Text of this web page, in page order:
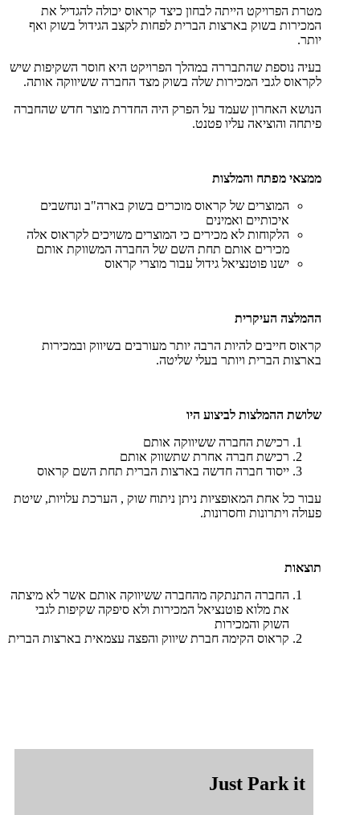
מטרת הפרויקט הייתה לבחון כיצד קראוס יכולה להגדיל את
המכירות בשוק בארצות הברית לפחות לקצב הגידול בשוק ואף
יותר.
בעיה נוספת שהתבררה במהלך הפרויקט היא חוסר השקיפות שיש
לקראוס לגבי המכירות שלה בשוק מצד החברה ששיווקה אותה.
הנושא האחרון שעמד על הפרק היה החדרת מוצר חדש שהחברה
פיתחה והוציאה עליו פטנט.
ממצאי מפתח והמלצות
המוצרים של קראוס מוכרים בשוק בארה"ב ונחשבים
איכותיים ואמינים
הלקוחות לא מכירים כי המוצרים משויכים לקראוס אלה
מכירים אותם תחת השם של החברה המשווקת אותם
ישנו פוטנציאל גידול עבור מוצרי קראוס
ההמלצה העיקרית
קראוס חייבים להיות הרבה יותר מעורבים בשיווק ובמכירות
בארצות הברית ויותר בעלי שליטה.
שלושת ההמלצות לביצוע היו
רכישת החברה ששיווקה אותם
רכישת חברה אחרת שתשווק אותם
ייסוד חברה חדשה בארצות הברית תחת השם קראוס
עבור כל אחת המאופציות ניתן ניתוח שוק , הערכת עלויות, שיטת
פעולה ויתרונות וחסרונות.
תוצאות
החברה התנתקה מהחברה ששיווקה אותם אשר לא מיצתה
את מלוא פוטנציאל המכירות ולא סיפקה שקיפות לגבי
השוק והמכירות
קראוס הקימה חברת שיווק והפצה עצמאית בארצות הברית
Just Park it